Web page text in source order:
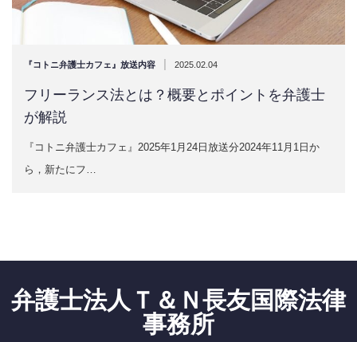
『コトニ弁護士カフェ』放送内容 | 2025.02.04
フリーランス法とは？概要とポイントを弁護士
が解説
『コトニ弁護士カフェ』2025年1月24日放送分2024年11月1日か
ら，新たにフ…
弁護士法人Ｔ＆Ｎ長友国際法律
事務所